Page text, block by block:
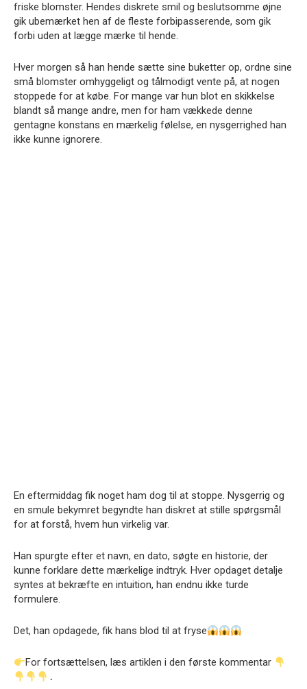
friske blomster. Hendes diskrete smil og beslutsomme øjne
gik ubemærket hen af de fleste forbipasserende, som gik
forbi uden at lægge mærke til hende.
Hver morgen så han hende sætte sine buketter op, ordne sine
små blomster omhyggeligt og tålmodigt vente på, at nogen
stoppede for at købe. For mange var hun blot en skikkelse
blandt så mange andre, men for ham vækkede denne
gentagne konstans en mærkelig følelse, en nysgerrighed han
ikke kunne ignorere.
En eftermiddag fik noget ham dog til at stoppe. Nysgerrig og
en smule bekymret begyndte han diskret at stille spørgsmål
for at forstå, hvem hun virkelig var.
Han spurgte efter et navn, en dato, søgte en historie, der
kunne forklare dette mærkelige indtryk. Hver opdaget detalje
syntes at bekræfte en intuition, han endnu ikke turde
formulere.
Det, han opdagede, fik hans blod til at fryse
For fortsættelsen, læs artiklen i den første kommentar
․